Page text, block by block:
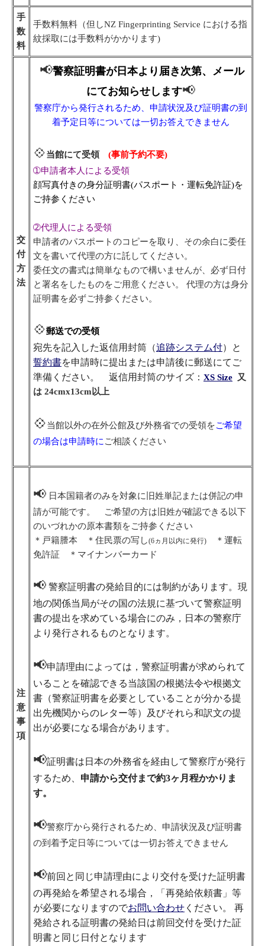
手
数
料
手数料無料（但しNZ Fingerprinting Service における指
紋採取には手数料がかかります)
交
付
方
法
📢警察証明書が日本より届き次第、メール
にてお知らせします📢
警察庁から発行されるため、申請状況及び証明書の到
着予定日等については一切お答えできません
💠 当館にて受領 (事前予約不要)
➀申請者本人による受領
顔写真付きの身分証明書(パスポート・運転免許証)を
ご持参ください
➁代理人による受領
申請者のパスポートのコピーを取り、その余白に委任
文を書いて代理の方に託してください。
委任文の書式は簡単なもので構いませんが、必ず日付
と署名をしたものをご用意ください。 代理の方は身分
証明書を必ずご持参ください。
💠郵送での受領
宛先を記入した返信用封筒（追跡システム付）と
誓約書を申請時に提出または申請後に郵送にてご
準備ください。 返信用封筒のサイズ： XS Size 又
は 24cmx13cm以上
💠当館以外の在外公館及び外務省での受領をご希望
の場合は申請時にご相談ください
注
意
事
項
📢 日本国籍者のみを対象に旧姓単記または併記の申
請が可能です。 ご希望の方は旧姓が確認できる以下
のいづれかの原本書類をご持参ください
＊戸籍謄本 ＊住民票の写し(6ヵ月以内に発行) ＊運転
免許証 ＊マイナンバーカード
📢 警察証明書の発給目的には制約があります。現
地の関係当局がその国の法規に基づいて警察証明
書の提出を求めている場合にのみ，日本の警察庁
より発行されるものとなります。
📢申請理由によっては，警察証明書が求められて
いることを確認できる当該国の根拠法令や根拠文
書（警察証明書を必要としていることが分かる提
出先機関からのレター等）及びそれら和訳文の提
出が必要になる場合があります。
📢証明書は日本の外務省を経由して警察庁が発行
するため、 申請から交付まで約3ヶ月程かかりま
す。
📢警察庁から発行されるため、申請状況及び証明書
の到着予定日等については一切お答えできません
📢前回と同じ申請理由により交付を受けた証明書
の再発給を希望される場合，「再発給依頼書」等
が必要になりますのでお問い合わせ ください。 再
発給される証明書の発給日は前回交付を受けた証
明書と同じ日付となります